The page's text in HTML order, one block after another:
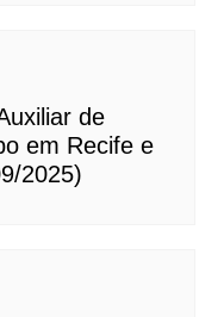
de
em Recife e
2025)